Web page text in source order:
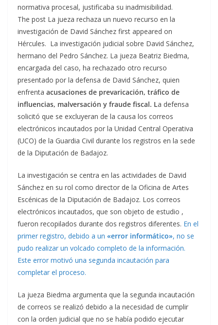
normativa procesal, justificaba su inadmisibilidad.
The post La jueza rechaza un nuevo recurso en la
investigación de David Sánchez first appeared on
Hércules. La investigación judicial sobre David Sánchez,
hermano del Pedro Sánchez. La jueza Beatriz Biedma,
encargada del caso, ha rechazado otro recurso
presentado por la defensa de David Sánchez, quien
enfrenta acusaciones de prevaricación, tráfico de
influencias, malversación y fraude fiscal. La defensa
solicitó que se excluyeran de la causa los correos
electrónicos incautados por la Unidad Central Operativa
(UCO) de la Guardia Civil durante los registros en la sede
de la Diputación de Badajoz.
La investigación se centra en las actividades de David
Sánchez en su rol como director de la Oficina de Artes
Escénicas de la Diputación de Badajoz. Los correos
electrónicos incautados, que son objeto de estudio ,
fueron recopilados durante dos registros diferentes. En el
primer registro, debido a un «error informático», no se
pudo realizar un volcado completo de la información.
Este error motivó una segunda incautación para
completar el proceso.
La jueza Biedma argumenta que la segunda incautación
de correos se realizó debido a la necesidad de cumplir
con la orden judicial que no se había podido ejecutar